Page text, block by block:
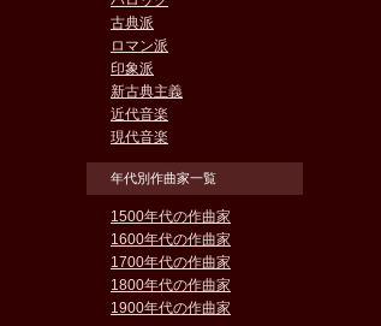
古典派
ロマン派
印象派
新古典主義
近代音楽
現代音楽
年代別作曲家一覧
1500年代の作曲家
1600年代の作曲家
1700年代の作曲家
1800年代の作曲家
1900年代の作曲家